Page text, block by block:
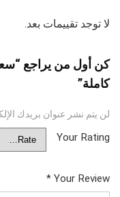
لا توجد تقييمات بعد.
كاملة”
لن يتم نشر عنوان بريدك
Your Rating
Your Review
*